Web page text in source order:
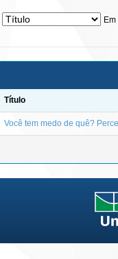
Título
Você tem medo de quê?